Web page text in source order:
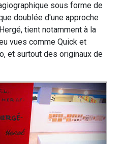
sous forme de
doublée d'une approche
tient notamment à la
vues comme Quick et
et surtout des originaux de